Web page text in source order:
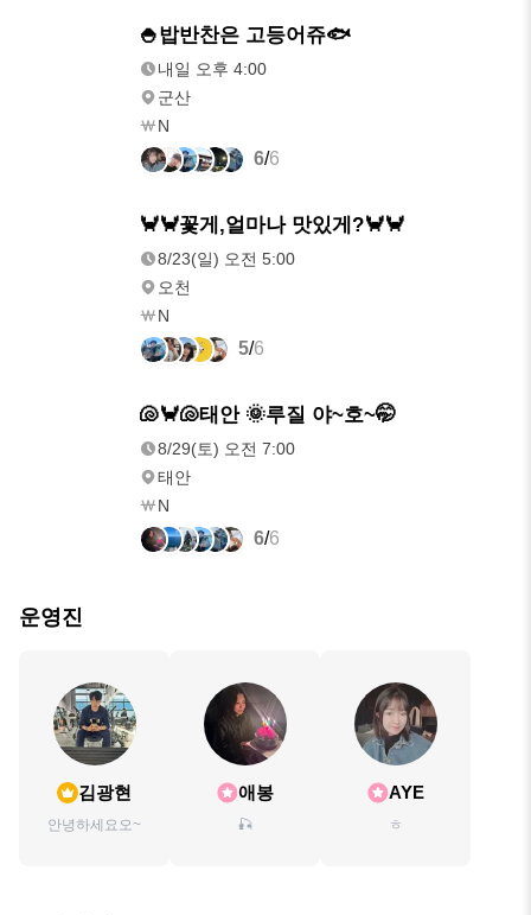
🍚밥반찬은 고등어쥬🐟
내일 오후 4:00
군산
N
6/6
🦀🦀꽃게,얼마나 맛있게?🦀🦀
8/23(일) 오전 5:00
오천
N
5/6
🐚🦀🐚태안 🌞루질 야~호~🤭
8/29(토) 오전 7:00
태안
N
6/6
운영진
김광현
안녕하세요오~
애봉
🎣
AYE
ㅎ